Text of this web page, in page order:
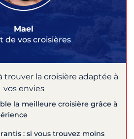
Mael
de vos croisières
trouver la croisière adaptée à
vos envies
la meilleure croisière grâce à
: si vous trouvez moins